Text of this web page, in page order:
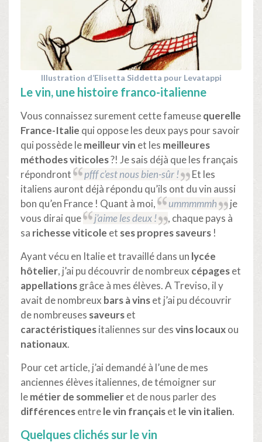
Illustration d’Elisetta Siddetta pour Levatappi
Le vin, une histoire franco-italienne
Vous connaissez surement cette fameusequerelle
France-Italie qui oppose les deux pays pour savoir
qui possède lemeilleur vin et les meilleures
méthodes viticoles?! Je sais déjà que les français
répondront
pfff c’est nous bien-sûr !
Et les
italiens auront déjà répondu qu’ils ont du vin aussi
bon qu’en France ! Quant à moi,
ummmmmh
je
vous dirai que
j’aime les deux !
, chaque pays à
sa richesse viticole et ses propres saveurs !
Ayant vécu en Italie et travaillé dans un lycée
hôtelier, j’ai pu découvrir de nombreux cépageset
appellationsgrâce à mes élèves. A Treviso, il y
avait de nombreux bars à vinset j’ai pu découvrir
de nombreuses saveurset
caractéristiquesitaliennes sur desvins locauxou
nationaux.
Pour cet article, j’ai demandé à l’une de mes
anciennes élèves italiennes, de témoigner sur
lemétier de sommelieret de nous parler des
différencesentrele vin françaiset le vin italien.
Quelques clichés sur le vin